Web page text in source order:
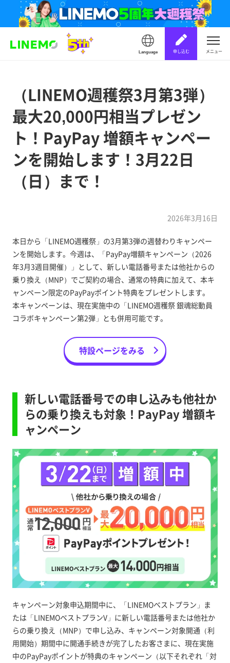
Language 申し込む メニュー
（LINEMO週穫祭3月第3弾）
最大20,000円相当プレゼン
ト！PayPay 増額キャンペー
ンを開始します！3月22日
（日）まで！
2026年3月16日
本日から「LINEMO週穫祭」の3月第3弾の週替わりキャンペー
ンを開始します。今週は、「PayPay増額キャンペーン（2026
年3月3週目開催）」として、新しい電話番号または他社からの
乗り換え（MNP）でご契約の場合、通常の特典に加えて、本キ
ャンペーン限定のPayPayポイント特典をプレゼントします。
本キャンペーンは、現在実施中の「LINEMO週穫祭 銀魂総動員
コラボキャンペーン第2弾」とも併用可能です。
特設ページをみる
新しい電話番号での申し込みも他社か
らの乗り換えも対象！PayPay 増額キ
ャンペーン
キャンペーン対象申込期間中に、「LINEMOベストプラン」ま
たは「LINEMOベストプランV」に新しい電話番号または他社か
らの乗り換え（MNP）で申し込み、キャンペーン対象開通（利
用開始）期間中に開通手続きが完了したお客さまに、現在実施
中のPayPayポイントが特典のキャンペーン（以下それぞれ「対